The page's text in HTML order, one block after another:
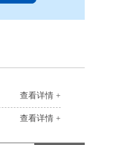
查看详情 +
查看详情 +